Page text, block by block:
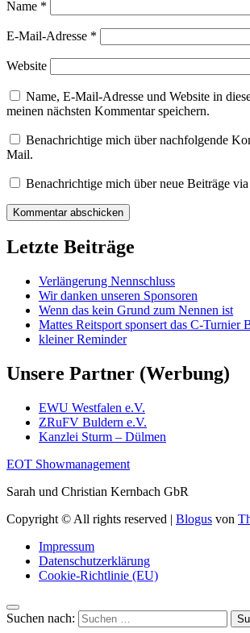
Name *
E-Mail-Adresse *
Website
Name, E-Mail-Adresse und Website in
meinen nächsten Kommentar speichern.
Benachrichtige mich über nachfolgende
Mail.
Benachrichtige mich über neue Beiträge
Letzte Beiträge
Verlängerung Nennschluss
Wir danken unseren Sponsoren
Wenn das kein Grund zum Nennen ist
Mattes Reitsport sponsert das C-Turnier
kleiner Reminder
Unsere Partner (Werbung)
EWU Westfalen e.V.
ZRuFV Buldern e.V.
Kanzlei Sturm – Dülmen
EOT Showmanagement
Sarah und Christian Kernbach GbR
Copyright © All rights reserved | Blogus von
Impressum
Datenschutzerklärung
Cookie-Richtlinie (EU)
Suchen nach: